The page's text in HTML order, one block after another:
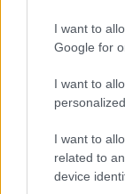
I want to
Google for
I want to
I want to
related to
device